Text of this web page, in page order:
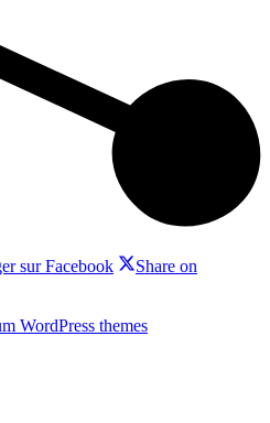
sur Facebook
Share on
WordPress themes